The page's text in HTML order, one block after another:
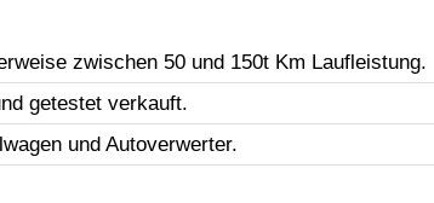
zwischen 50 und 150t Km Laufleistung.
getestet verkauft.
und Autoverwerter.